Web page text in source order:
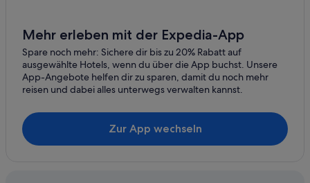
Mehr erleben mit der Expedia-App
Spare noch mehr: Sichere dir bis zu 20% Rabatt auf
ausgewählte Hotels, wenn du über die App buchst. Unsere
App-Angebote helfen dir zu sparen, damit du noch mehr
reisen und dabei alles unterwegs verwalten kannst.
Zur App wechseln